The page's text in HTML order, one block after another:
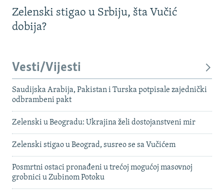
Zelenski stigao u Srbiju, šta Vučić
dobija?
Vesti/Vijesti
Saudijska Arabija, Pakistan i Turska potpisale zajednički
odbrambeni pakt
Zelenski u Beogradu: Ukrajina želi dostojanstveni mir
Zelenski stigao u Beograd, susreo se sa Vučićem
Posmrtni ostaci pronađeni u trećoj mogućoj masovnoj
grobnici u Zubinom Potoku